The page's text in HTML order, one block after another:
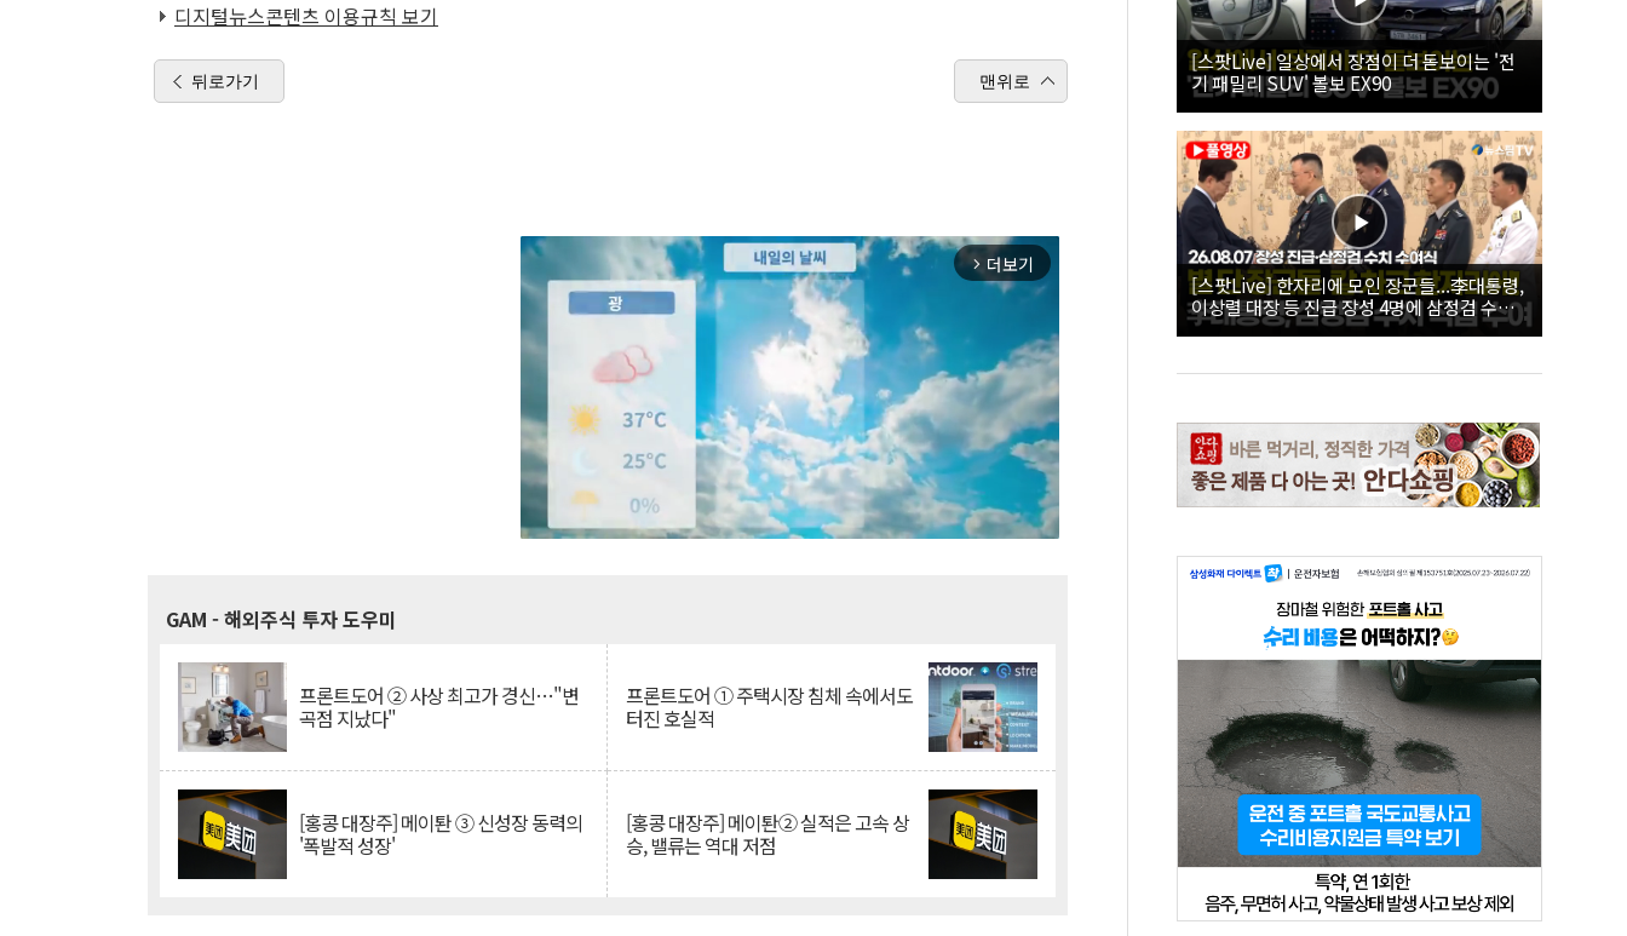
디지털뉴스콘텐츠 이용규칙 보기
뒤로가기 맨위로
arrow_forward_ios 더보기
GAM - 해외주식 투자 도우미
프론트도어 ② 사상 최고가 경신…"변
곡점 지났다"
프론트도어 ① 주택시장 침체 속에서도
터진 호실적
[홍콩 대장주] 메이퇀 ③ 신성장 동력의
'폭발적 성장'
[홍콩 대장주] 메이퇀② 실적은 고속 상
승, 밸류는 역대 저점
[스팟Live] 일상에서 장점이 더 돋보이는 '전
기 패밀리 SUV' 볼보 EX90
[스팟Live] 한자리에 모인 장군들...李대통령,
이상렬 대장 등 진급 장성 4명에 삼정검 수치
직접 수여｜26.08.07 장성 진급·삼정검 수치